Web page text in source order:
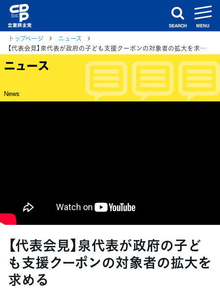
search
トップページ
ニュース
【代表会見】泉代表が政府の子ども支援クーポンの対象者の拡大を求める
ニュース
News
【代表会見】泉代表が政府の子ど
も支援クーポンの対象者の拡大を
求める